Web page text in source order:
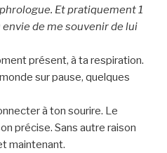
Et pratiquement 1
envie de me souvenir de lui
présent, à ta respiration.
sur pause, quelques
à ton sourire. Le
précise. Sans autre raison
maintenant.